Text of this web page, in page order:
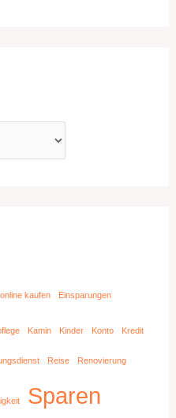
kaufen Einsparungen
Kamin Kinder Konto Kredit
Reise Renovierung
Sparen